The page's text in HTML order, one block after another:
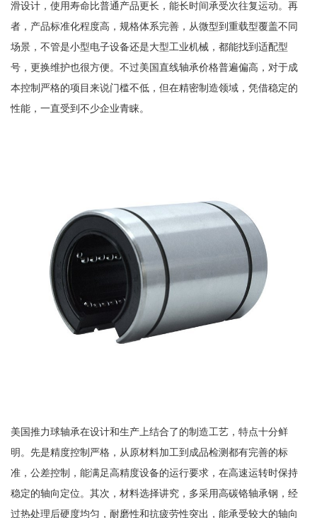
滑设计，使用寿命比普通产品更长，能长时间承受次往复运动。再
者，产品标准化程度高，规格体系完善，从微型到重载型覆盖不同
场景，不管是小型电子设备还是大型工业机械，都能找到适配型
号，更换维护也很方便。不过美国直线轴承价格普遍偏高，对于成
本控制严格的项目来说门槛不低，但在精密制造领域，凭借稳定的
性能，一直受到不少企业青睐。
美国推力球轴承在设计和生产上结合了的制造工艺，特点十分鲜
明。先是精度控制严格，从原材料加工到成品检测都有完善的标
准，公差控制，能满足高精度设备的运行要求，在高速运转时保持
稳定的轴向定位。其次，材料选择讲究，多采用高碳铬轴承钢，经
过热处理后硬度均匀，耐磨性和抗疲劳性突出，能承受较大的轴向